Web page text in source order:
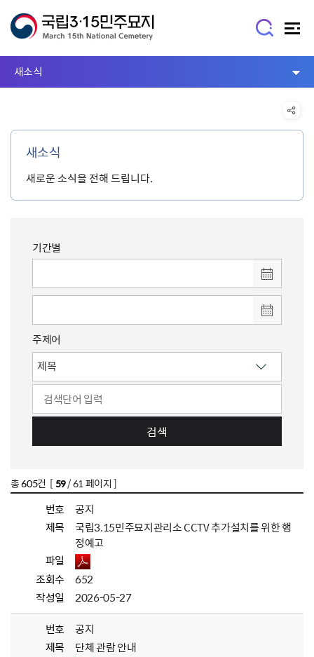
새소식
새소식
새로운 소식을 전해 드립니다.
기간별
주제어
검색
총605건 [59/ 61 페이지 ]
번호
공지
제목
국립3.15민주묘지관리소 CCTV 추가설치를 위한 행
정예고
파일
조회수
652
작성일
2026-05-27
번호
공지
제목
단체 관람 안내